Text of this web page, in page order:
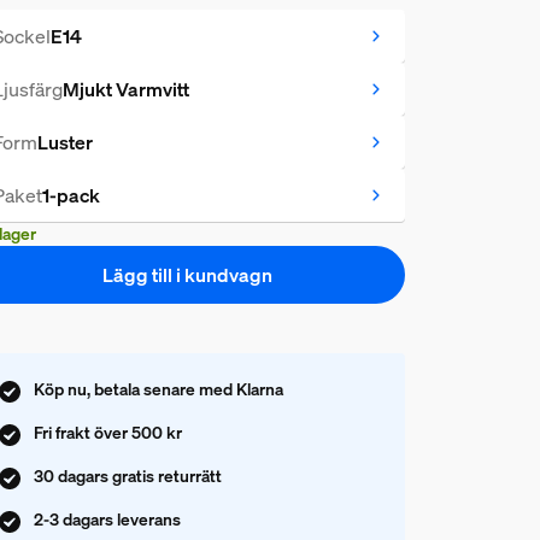
E14
Mjukt Varmvitt
Luster
1-pack
Lägg till i kundvagn
Köp nu, betala senare med Klarna
Fri frakt över 500 kr
30 dagars gratis returrätt
2-3 dagars leverans